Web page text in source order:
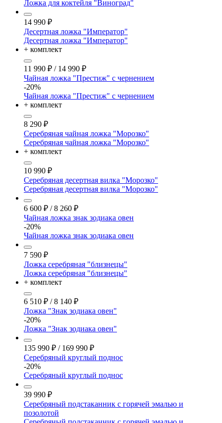
Ложка для коктейля "Виноград"
14 990 ₽
Десертная ложка "Император"
Десертная ложка "Император"
+ комплект
11 990 ₽ / 14 990 ₽
Чайная ложка "Престиж" с чернением
-20%
Чайная ложка "Престиж" с чернением
+ комплект
8 290 ₽
Серебряная чайная ложка "Морозко"
Серебряная чайная ложка "Морозко"
+ комплект
10 990 ₽
Серебряная десертная вилка "Морозко"
Серебряная десертная вилка "Морозко"
6 600 ₽ / 8 260 ₽
Чайная ложка знак зодиака овен
-20%
Чайная ложка знак зодиака овен
7 590 ₽
Ложка серебряная "близнецы"
Ложка серебряная "близнецы"
+ комплект
6 510 ₽ / 8 140 ₽
Ложка "Знак зодиака овен"
-20%
Ложка "Знак зодиака овен"
135 990 ₽ / 169 990 ₽
Серебряный круглый поднос
-20%
Серебряный круглый поднос
39 990 ₽
Серебряный подстаканник с горячей эмалью и
позолотой